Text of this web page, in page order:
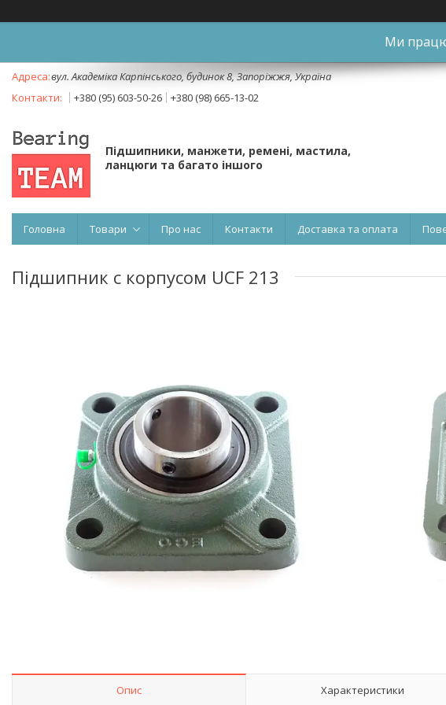
Ми
вул. Академіка Карпінського, будинок 8, Запоріжжя, Україна
+380 (95) 603-50-26
+380 (98) 665-13-02
Підшипники, манжети, ремені, мастила,
ланцюги та багато іншого
Головна Товари Про нас Контакти Доставка та оплата
Підшипник c корпусом UCF 213
Опис Характеристики